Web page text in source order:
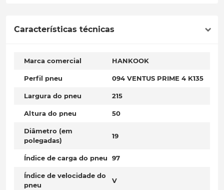
Características técnicas
Marca comercial HANKOOK
Perfil pneu 094 VENTUS PRIME 4 K135
Largura do pneu 215
Altura do pneu 50
Diâmetro (em
polegadas)
19
Índice de carga do pneu 97
Índice de velocidade do
pneu
V